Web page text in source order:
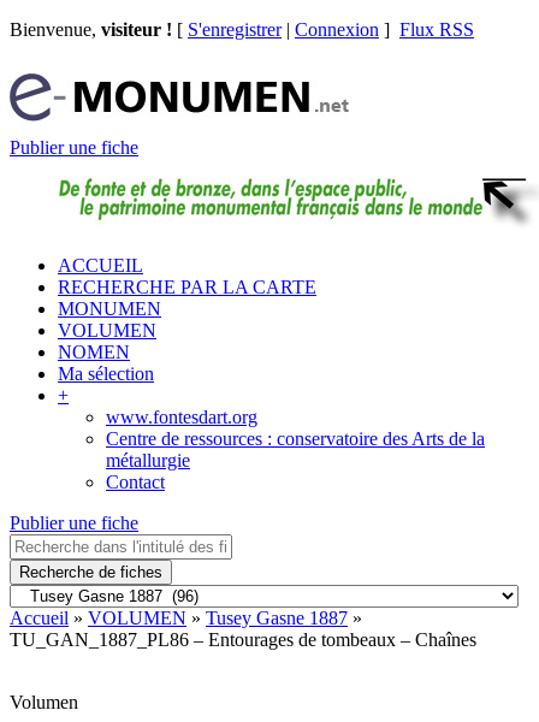
Bienvenue, visiteur ! [ S'enregistrer| Connexion ] Flux RSS
Publier une fiche
ACCUEIL
RECHERCHE PAR LA CARTE
MONUMEN
VOLUMEN
NOMEN
Ma sélection
+
www.fontesdart.org
Centre de ressources : conservatoire des Arts de la
métallurgie
Contact
Publier une fiche
Recherche de fiches
Accueil » VOLUMEN » Tusey Gasne 1887 »
TU_GAN_1887_PL86 – Entourages de tombeaux – Chaînes
Volumen